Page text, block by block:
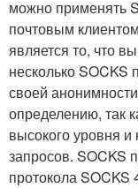
можно применять
почтовым
является то, что
несколько SOCKS
своей
определению, так
высокого уровня
запросов. SOCKS
протокола SOCKS